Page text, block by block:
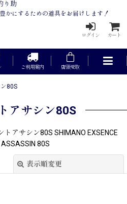
り助
かにするための道具をお届けします！
ログイン カート
ご利用案内 店頭受取
80S
アサシン80S
アサシン80S SHIMANO EXSENCE
ASSASSIN 80S
表示順変更